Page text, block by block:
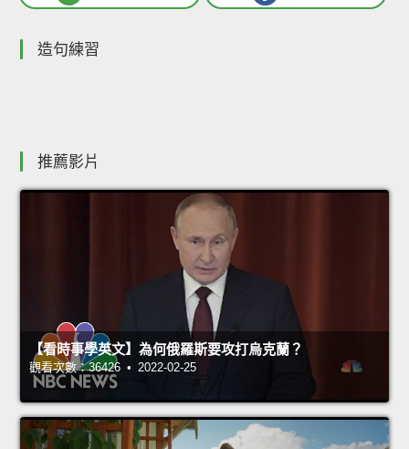
造句練習
推薦影片
【看時事學英文】為何俄羅斯要攻打烏克蘭？
觀看次數：36426 • 2022-02-25